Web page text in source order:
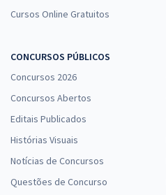
Cursos Online Gratuitos
CONCURSOS PÚBLICOS
Concursos 2026
Concursos Abertos
Editais Publicados
Histórias Visuais
Notícias de Concursos
Questões de Concurso